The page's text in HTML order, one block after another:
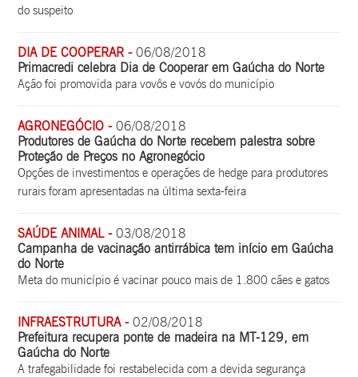
do suspeito
DIA DE COOPERAR -06/08/2018
Primacredi celebra Dia de Cooperar em Gaúcha do Norte
Ação foi promovida para vovôs e vovós do município
AGRONEGÓCIO -06/08/2018
Produtores de Gaúcha do Norte recebem palestra sobre
Proteção de Preços no Agronegócio
Opções de investimentos e operações de hedge para produtores
rurais foram apresentadas na última sexta-feira
SAÚDE ANIMAL -03/08/2018
Campanha de vacinação antirrábica tem início em Gaúcha
do Norte
Meta do município é vacinar pouco mais de 1.800 cães e gatos
INFRAESTRUTURA -02/08/2018
Prefeitura recupera ponte de madeira na MT-129, em
Gaúcha do Norte
A trafegabilidade foi restabelecida com a devida segurança